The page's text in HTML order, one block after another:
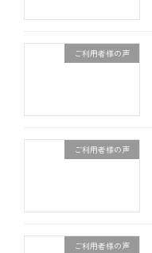
ご利用者様の声
ご利用者様の声
ご利用者様の声